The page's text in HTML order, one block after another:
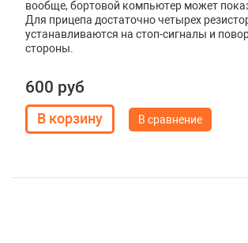
вообще, бортовой компьютер может
Для прицепа достаточно четырех
устанавливаются на стоп-сигналы и
стороны.
600 руб
В сравнение